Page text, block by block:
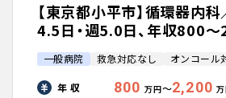
【東京都小平市】循環器内
4.5日・週5.0日、年収800
一般病院 救急対応なし オンコール
年 収 800 万円〜2,200